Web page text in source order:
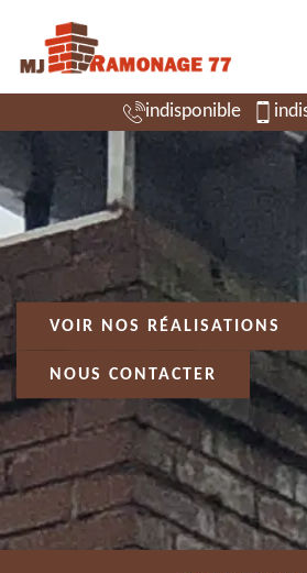
indisponible
VOIR NOS RÉALISATIONS
NOUS CONTACTER